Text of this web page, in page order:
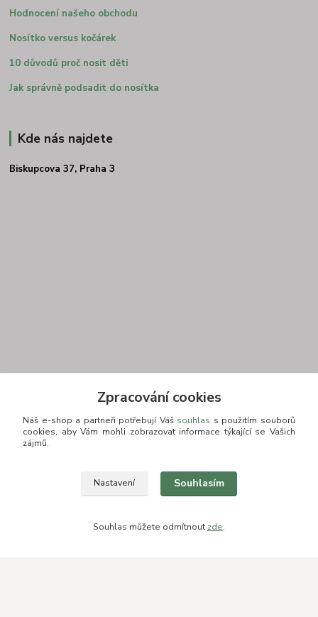
Hodnocení našeho obchodu
Nosítko versus kočárek
10 důvodů proč nosit děti
Jak správně podsadit do nosítka
Kde nás najdete
Biskupcova 37, Praha 3
+420 775693830
Otevírací doba: PO-PÁ: 9:00-16:00 NUTNÁ REZERVACE
info@zkusnositko.cz
Zpracování cookies
Náš e-shop a partneři potřebují Váš souhlas s použitím souborů
cookies, aby Vám mohli zobrazovat informace týkající se Vašich
zájmů.
Nastavení Souhlasím
Souhlas můžete odmítnout zde.